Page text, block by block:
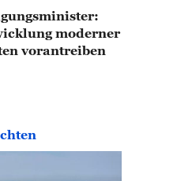
moderner
vorantreiben